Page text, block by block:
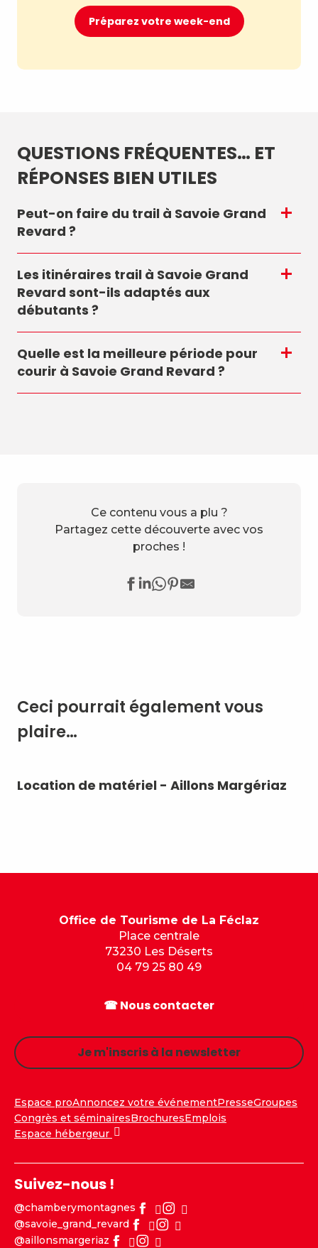
Préparez votre week-end
QUESTIONS FRÉQUENTES… ET
RÉPONSES BIEN UTILES
Peut-on faire du trail à Savoie Grand
Revard ?
Les itinéraires trail à Savoie Grand
Revard sont-ils adaptés aux
débutants ?
Quelle est la meilleure période pour
courir à Savoie Grand Revard ?
Ce contenu vous a plu ?
Partagez cette découverte avec vos
proches !
Ceci pourrait également vous
plaire…
Location de matériel - Aillons Margériaz
Office de Tourisme de La Féclaz
Place centrale
73230 Les Déserts
04 79 25 80 49
☎ Nous contacter
Je m'inscris à la newsletter
Espace proAnnoncez votre événementPresseGroupes
Congrès et séminairesBrochuresEmplois
Espace hébergeur
Suivez-nous !
@chamberymontagnes
@savoie_grand_revard
@aillonsmargeriaz